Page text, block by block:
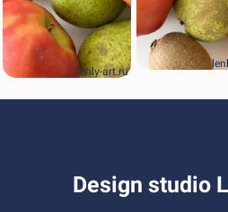
lenly-art.ru
Design studio